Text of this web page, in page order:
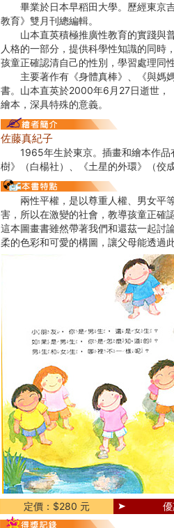
畢業於日本早稻田大學。歷經東京吉
教育》雙月刊總編輯。
山本直英積極推廣性教育的實踐與普
人格的一部分，提供科學性知識的同時
孩童正確認清自己的性別，學習處理同
主要著作有《身體真棒》、《與媽媽
書。山本直英於2000年6月27日逝世，
繪本，深具特殊的意義。
佐藤真紀子
1965年生於東京。插畫和繪本作品
樹》（白楊社）、《土星的外環》（佼
兩性平權，是以尊重人權、男女平等
害，所以在激變的社會，教導孩童正確
這本圖畫書雖然帶著我們和還茲一起討
柔的色彩和可愛的構圖，讓父母能透過
定價：$280 元